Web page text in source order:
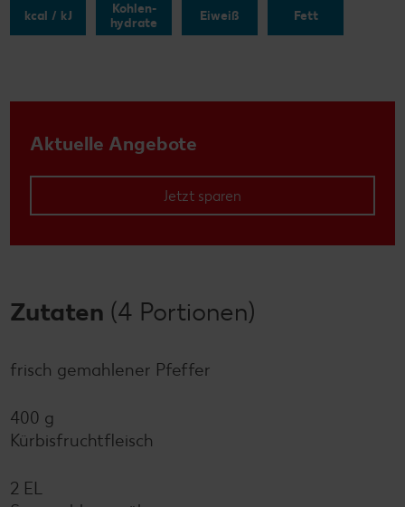
kcal / kJ
Kohlen-
hydrate
Eiweiß Fett
Aktuelle Angebote
Jetzt sparen
Zutaten (4 Portionen)
frisch gemahlener Pfeffer
400 g
Kürbisfruchtfleisch
2 EL